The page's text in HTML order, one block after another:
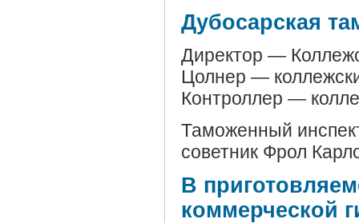
Дубосарская
Директор —
Цолнер —
Контроллер —
Таможенный
советник Фрол
В
коммерческой